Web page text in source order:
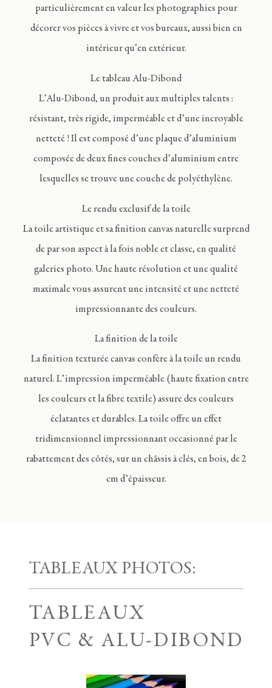
particulièrement en valeur les photographies pour
décorer vos pièces à vivre et vos bureaux, aussi bien en
intérieur qu’en extérieur.
Le tableau Alu-Dibond
L’Alu-Dibond, un produit aux multiples talents :
résistant, très rigide, imperméable et d’une incroyable
netteté ! Il est composé d’une plaque d’aluminium
composée de deux fines couches d’aluminium entre
lesquelles se trouve une couche de polyéthylène.
Le rendu exclusif de la toile
La toile artistique et sa finition canvas naturelle surprend
de par son aspect à la fois noble et classe, en qualité
galeries photo. Une haute résolution et une qualité
maximale vous assurent une intensité et une netteté
impressionnante des couleurs.
La finition de la toile
La finition texturée canvas confère à la toile un rendu
naturel. L’impression imperméable (haute fixation entre
les couleurs et la fibre textile) assure des couleurs
éclatantes et durables. La toile offre un effet
tridimensionnel impressionnant occasionné par le
rabattement des côtés, sur un châssis à clés, en bois, de 2
cm d’épaisseur.
TABLEAUX PHOTOS:
TABLEAUX
PVC & ALU-DIBOND